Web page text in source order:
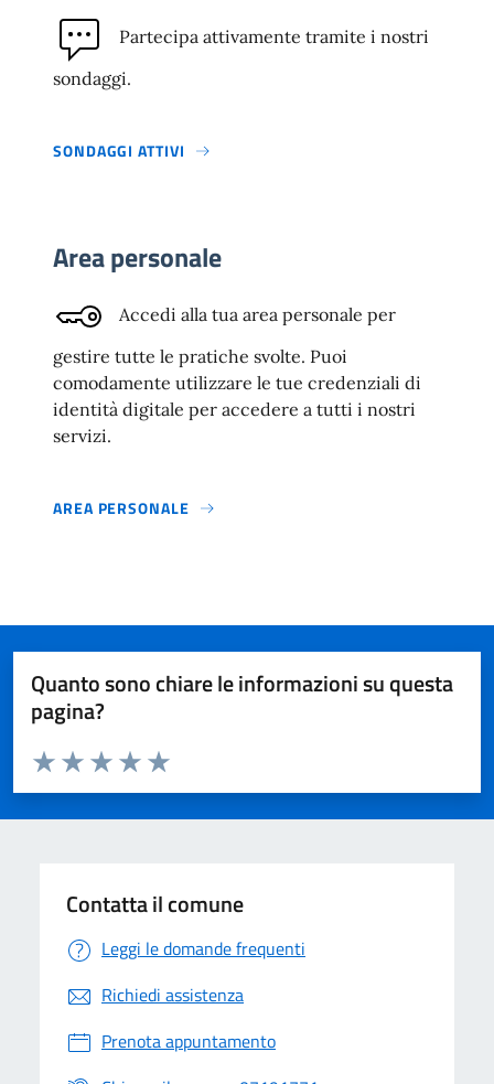
Partecipa attivamente tramite i nostri
sondaggi.
SONDAGGI ATTIVI
Area personale
Accedi alla tua area personale per
gestire tutte le pratiche svolte. Puoi
comodamente utilizzare le tue credenziali di
identità digitale per accedere a tutti i nostri
servizi.
AREA PERSONALE
Quanto sono chiare le informazioni su questa
pagina?
Valuta da 1 a 5 stelle la pagina
Valuta 5 stelle su 5
Valuta 4 stelle su 5
Valuta 3 stelle su 5
Valuta 2 stelle su 5
Valuta 1 stelle su 5
Contatta il comune
Leggi le domande frequenti
Richiedi assistenza
Prenota appuntamento